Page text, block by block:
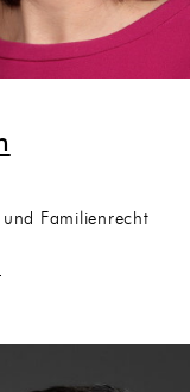
und Familienrecht